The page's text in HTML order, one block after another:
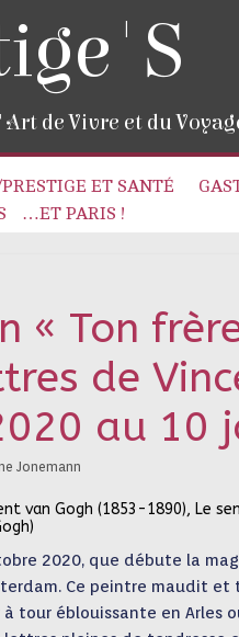
de Vivre et du
ET SANTÉ
…ET PARIS !
« Ton
de
au 10
Jonemann
van Gogh (1853-1890), Le
2020, que débute la
Ce peintre maudit et
tour éblouissante en Arles